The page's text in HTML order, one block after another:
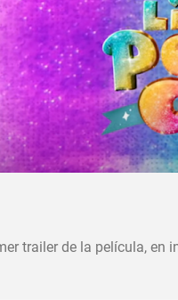
trailer de la película, en